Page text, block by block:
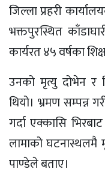
जिल्ला प्रहरी
भक्तपुरस्थित
कार्यरत ४५ वर्षका
उनको मृत्यु दोभेन र
थियो। भ्रमण सम्पन्न
गर्दा एक्कासि
लामाको घटनास्थलमै
पाण्डेले बताए।